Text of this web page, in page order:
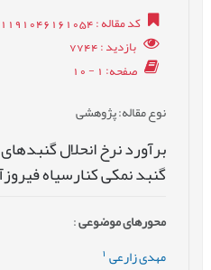
کد مقاله: 139411191046161054
بازدید: 7744
صفحه: 1 - 10
نوع مقاله: پژوهشی
برآورد نرخ انحلال
گنبد نمکی کنارسیاه
محورهای موضوعی:
مهدی زارعی